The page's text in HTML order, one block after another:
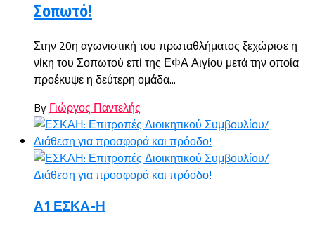
Σοπωτό!
Στην 20η αγωνιστική του πρωταθλήματος ξεχώρισε η
νίκη του Σοπωτού επί της ΕΦΑ Αιγίου μετά την οποία
προέκυψε η δεύτερη ομάδα...
By Γιώργος Παντελής
Α1 ΕΣΚΑ-Η